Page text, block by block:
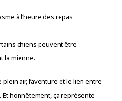
à l’heure des repas
chiens peuvent être
la mienne.
air, l’aventure et le lien entre
Et honnêtement, ça représente